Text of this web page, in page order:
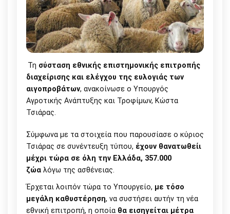
Τη σύσταση εθνικής επιστημονικής επιτροπής
διαχείρισης και ελέγχου της ευλογιάς των
αιγοπροβάτων, ανακοίνωσε ο Υπουργός
Αγροτικής Ανάπτυξης και Τροφίμων, Κώστα
Τσιάρας.
Σύμφωνα με τα στοιχεία που παρουσίασε ο κύριος
Τσιάρας σε συνέντευξη τύπου, έχουν θανατωθείι
μέχρι τώρα σε όλη την Ελλάδα, 357.000
ζώα λόγω της ασθένειας.
Έρχεται λοιπόν τώρα το Υπουργείο, με τόσο
μεγάλη καθυστέρηση, να συστήσει αυτήν τη νέα
εθνική επιτροπή, η οποία θα εισηγείται μέτρα